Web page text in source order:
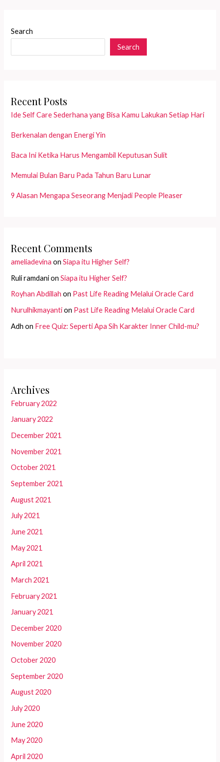
dan
Search
Search
Recent Posts
Ide Self Care Sederhana yang Bisa Kamu Lakukan Setiap Hari
Berkenalan dengan Energi Yin
Baca Ini Ketika Harus Mengambil Keputusan Sulit
Memulai Bulan Baru Pada Tahun Baru Lunar
9 Alasan Mengapa Seseorang Menjadi People Pleaser
Recent Comments
ameliadevina onSiapa itu Higher Self?
Ruli ramdanionSiapa itu Higher Self?
Royhan Abdillah on Past Life Reading Melalui Oracle Card
Nurulhikmayantion Past Life Reading Melalui Oracle Card
Adh on Free Quiz: Seperti Apa Sih Karakter Inner Child-mu?
Archives
February 2022
January 2022
December 2021
November 2021
October 2021
September 2021
August 2021
July 2021
June 2021
May 2021
April 2021
March 2021
February 2021
January 2021
December 2020
November 2020
October 2020
September 2020
August 2020
July 2020
June 2020
May 2020
April 2020